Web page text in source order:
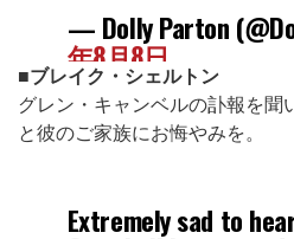
— Dolly Parton
年8月8日
■ブレイク・シェルトン
グレン・キャンベルの訃報を聞
と彼のご家族にお悔やみを。
Extremely sad to